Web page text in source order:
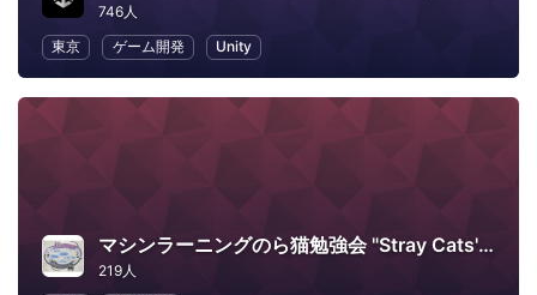
746人
東京
ゲーム開発 Unity
マシンラーニングのら猫勉強会 "Stray Cats' Machine Learning Workshop"
219人